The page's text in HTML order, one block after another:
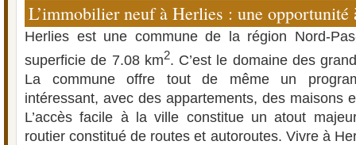
L’immobilier neuf à Herlies : une opportunité
Herlies est une commune de la région Nord-
superficie de 7.08 km2. C’est le domaine des
La commune offre tout de même un
intéressant, avec des appartements, des maisons
L’accès facile à la ville constitue un atout
routier constitué de routes et autoroutes. Vivre à